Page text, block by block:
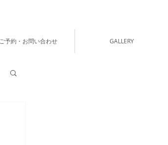
ご予約・お問い合わせ GALLERY